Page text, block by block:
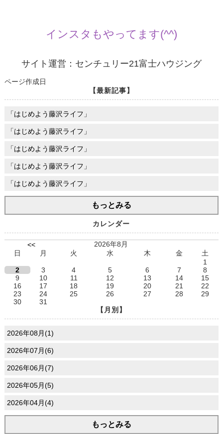
インスタもやってます(^^)
サイト運営：センチュリー21富士ハウジング
ページ作成日
【最新記事】
「はじめよう藤沢ライフ」
「はじめよう藤沢ライフ」
「はじめよう藤沢ライフ」
「はじめよう藤沢ライフ」
「はじめよう藤沢ライフ」
もっとみる
カレンダー
<<
2026年8月
日
月 火 水 木 金
土
1
2
3 4 5 6 7
8
9
10 11 12 13 14
15
16
17 18 19 20 21
22
23
24 25 26 27 28
29
30
31
【月別】
2026年08月(1)
2026年07月(6)
2026年06月(7)
2026年05月(5)
2026年04月(4)
もっとみる